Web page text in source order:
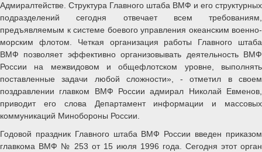
Адмиралтействе. Структура Главного штаба ВМФ и его структурных
подразделений сегодня отвечает всем требованиям,
предъявляемым к системе боевого управления океанским военно-
морским флотом. Четкая организация работы Главного штаба
ВМФ позволяет эффективно организовывать деятельность ВМФ
России на межвидовом и общефлотском уровне, выполнять
поставленные задачи любой сложности», - отметил в своем
поздравлении главком ВМФ России адмирал Николай Евменов,
приводит его слова Департамент информации и массовых
коммуникаций Минобороны России.
Годовой праздник Главного штаба ВМФ России введен приказом
главкома ВМФ № 253 от 15 июля 1996 года. Сегодня этот орган